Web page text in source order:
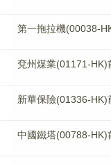
第一拖拉機(00038-
兗州煤業(01171-HK)
新華保險(01336-
中國鐵塔(00788-HK)